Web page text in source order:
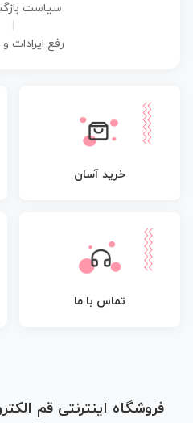
سیاست
رفع ایرادات
خرید آسان
تماس با ما
فروشگاه اینترنتی قم